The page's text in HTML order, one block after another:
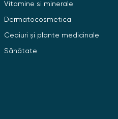
Vitamine si minerale
Dermatocosmetica
Ceaiuri și plante medicinale
Sănătate